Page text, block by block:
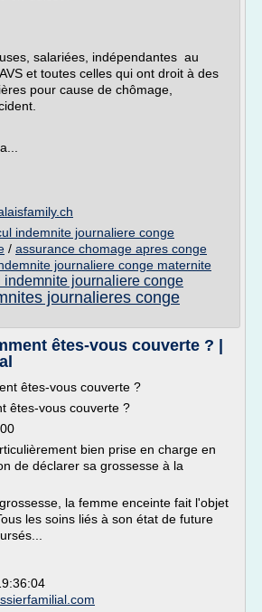
salariées, indépendantes au
et toutes celles qui ont droit à des
pour cause de chômage,
indemnite journaliere conge
/ assurance chomage apres conge
journaliere conge maternite
indemnite journaliere conge
journalieres conge
êtes-vous couverte ? |
êtes-vous couverte ?
êtes-vous couverte ?
bien prise en charge en
de déclarer sa grossesse à la
la femme enceinte fait l'objet
les soins liés à son état de future